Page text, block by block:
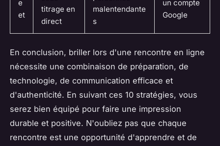
e
et
titrage en
direct
malentendante
s
un compte
Google
En conclusion, briller lors d'une rencontre en ligne
nécessite une combinaison de préparation, de
technologie, de communication efficace et
d'authenticité. En suivant ces 10 stratégies, vous
serez bien équipé pour faire une impression
durable et positive. N'oubliez pas que chaque
rencontre est une opportunité d'apprendre et de